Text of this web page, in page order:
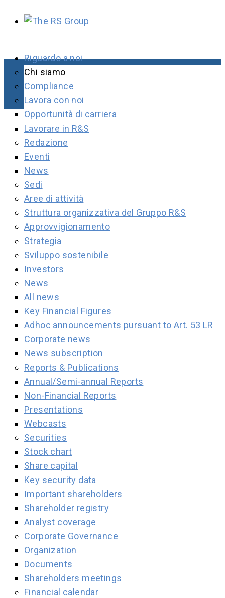
Riguardo a noi
Chi siamo
Compliance
Lavora con noi
Opportunità di carriera
Lavorare in R&S
Redazione
Eventi
News
Sedi
Aree di attività
Struttura organizzativa del Gruppo R&S
Approvvigionamento
Strategia
Sviluppo sostenibile
Investors
News
All news
Key Financial Figures
Adhoc announcements pursuant to Art. 53 LR
Corporate news
News subscription
Reports & Publications
Annual/Semi-annual Reports
Non-Financial Reports
Presentations
Webcasts
Securities
Stock chart
Share capital
Key security data
Important shareholders
Shareholder registry
Analyst coverage
Corporate Governance
Organization
Documents
Shareholders meetings
Financial calendar